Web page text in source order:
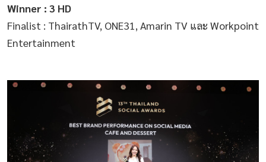
Winner : 3 HD
Finalist : ThairathTV, ONE31, Amarin TV และ Workpoint
Entertainment